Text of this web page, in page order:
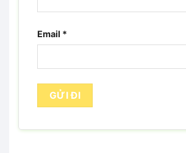
Email *